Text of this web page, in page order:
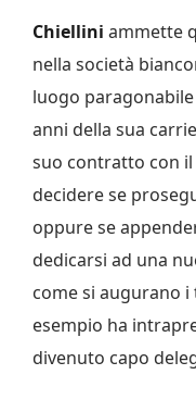
Chiellini ammette
nella società
luogo
anni della sua
suo contratto con
decidere se
oppure se
dedicarsi ad una
come si augurano
esempio ha
divenuto capo